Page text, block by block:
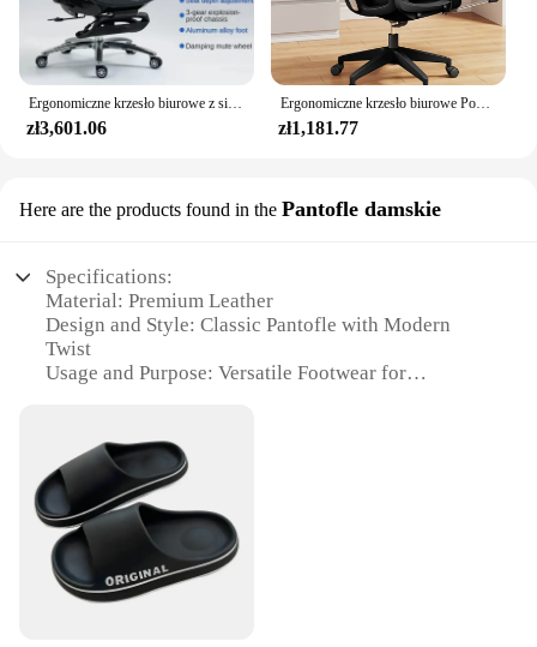
Ergonomiczne krzesło biurowe z siatki, podnoszone krzesło do gier z wysokim oparciem i podparciem lędźwiowym 3D, obrotowe krzesło biurowe z regulacją głębokości siedziska
zł3,601.06
Ergonomiczne krzesło biurowe Podnoszone siatkowe krzesło do pracy na komputerze z podparciem lędźwiowym 4D Krzesło obrotowe do domowego biura z lateksową poduszką do siedzenia
zł1,181.77
Here are the products found in the Pantofle damskie
Specifications:
Material: Premium Leather
Design and Style: Classic Pantofle with Modern
Twist
Usage and Purpose: Versatile Footwear for
Comfortable
Parts and Accessories: Comes with Matching
Accessories
Applicable People: Ideal for Women Seeking
Elegance and Comfort
Features: